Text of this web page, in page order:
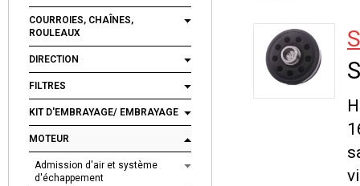
COURROIES, CHAÎNES,
ROULEAUX
DIRECTION
FILTRES
KIT D'EMBRAYAGE/ EMBRAYAGE
MOTEUR
Admission d'air et système
d'échappement